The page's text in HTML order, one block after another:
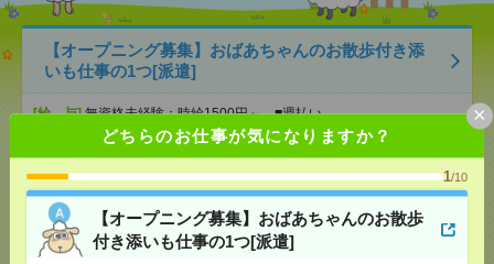
どちらのお仕事が気になりますか？
1/10
【オープニング募集】おばあちゃんのお散歩
付き添いも仕事の1つ[派遣]
×
【オープニング募集】おばあちゃんのお散歩付き添
いも仕事の1つ[派遣]
[給 与]無資格未経験：時給1500円～ ■週払い
OK ■扶養内OK ■日収1万2000円以上
[交通費]交通費全額支給
[勤務地]巣鴨駅/目白駅/北池袋駅/…
気になる！
説明会参加で全員に【現金2千円相当プレゼント】生
活のお手伝い[派遣]